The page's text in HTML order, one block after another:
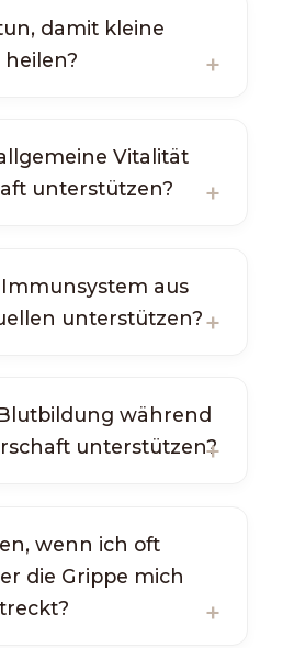
damit kleine
heilen?
Vitalität
unterstützen?
aus
unterstützen?
während
unterstützen?
wenn ich oft
die Grippe mich